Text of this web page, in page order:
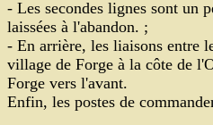
- Les secondes lignes sont un
laissées à l'abandon. ;
- En arrière, les liaisons entre
village de Forge à la côte de
Forge vers l'avant.
Enfin, les postes de